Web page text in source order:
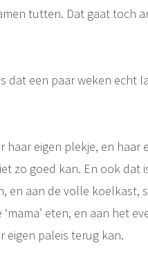
tutten. Dat gaat toch
dat een paar weken echt
haar eigen plekje, en haar
zo goed kan. En ook dat
en aan de volle koelkast,
eten, en aan het
eigen paleis terug kan.